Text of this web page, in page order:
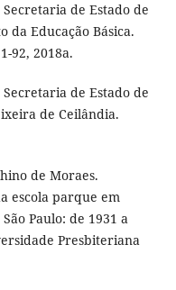
Secretaria de Estado de
da Educação Básica.
92, 2018a.
Secretaria de Estado de
de Ceilândia.
de Moraes.
escola parque em
Paulo: de 1931 a
Presbiteriana